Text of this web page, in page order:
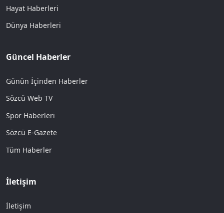
Hayat Haberleri
Dünya Haberleri
Güncel Haberler
Günün İçinden Haberler
Sözcü Web TV
Spor Haberleri
Sözcü E-Gazete
Tüm Haberler
İletişim
İletişim